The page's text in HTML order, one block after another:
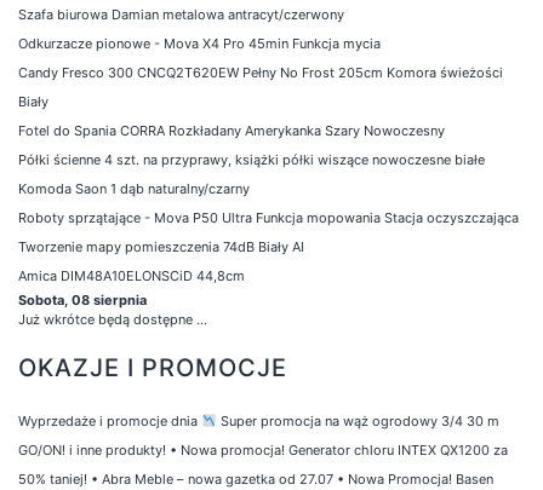
Szafa biurowa Damian metalowa antracyt/czerwony
Odkurzacze pionowe - Mova X4 Pro 45min Funkcja mycia
Candy Fresco 300 CNCQ2T620EW Pełny No Frost 205cm Komora świeżości
Biały
Fotel do Spania CORRA Rozkładany Amerykanka Szary Nowoczesny
Półki ścienne 4 szt. na przyprawy, książki półki wiszące nowoczesne białe
Komoda Saon 1 dąb naturalny/czarny
Roboty sprzątające - Mova P50 Ultra Funkcja mopowania Stacja oczyszczająca
Tworzenie mapy pomieszczenia 74dB Biały AI
Amica DIM48A10ELONSCiD 44,8cm
Sobota, 08 sierpnia
Już wkrótce będą dostępne ...
OKAZJE I PROMOCJE
Wyprzedaże i promocje dnia
Super promocja na wąż ogrodowy 3/4 30 m
GO/ON! i inne produkty! • Nowa promocja! Generator chloru INTEX QX1200 za
50% taniej! • Abra Meble – nowa gazetka od 27.07 • Nowa Promocja! Basen